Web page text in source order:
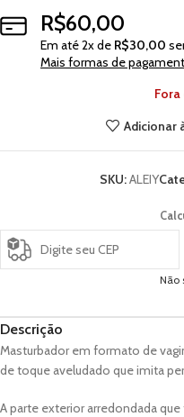
R$60,00
Em até2x de R$30,00
Mais formas de
Adicionar
SKU:ALEIY
Não
Descrição
Masturbador em formato de
de toque aveludado que imita
A parte exterior arredondada